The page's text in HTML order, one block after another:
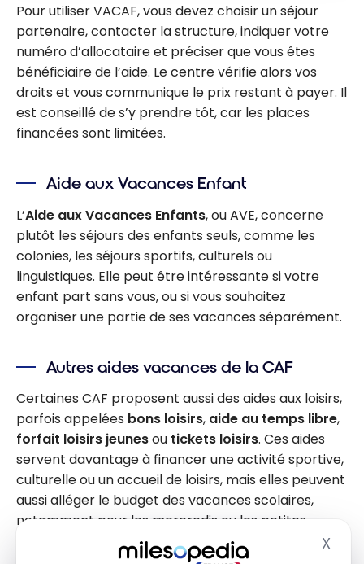
X
Pour utiliser VACAF, vous devez choisir un séjour
partenaire, contacter la structure, indiquer votre
numéro d’allocataire et préciser que vous êtes
bénéficiaire de l’aide. Le centre vérifie alors vos
droits et vous communique le prix restant à payer. Il
est conseillé de s’y prendre tôt, car les places
financées sont limitées.
Aide aux Vacances Enfant
L’Aide aux Vacances Enfants, ou AVE, concerne
plutôt les séjours des enfants seuls, comme les
colonies, les séjours sportifs, culturels ou
linguistiques. Elle peut être intéressante si votre
enfant part sans vous, ou si vous souhaitez
organiser une partie de ses vacances séparément.
Autres aides vacances de la CAF
Certaines CAF proposent aussi des aides aux loisirs,
parfois appelées bons loisirs, aide au temps libre,
forfait loisirs jeunesou tickets loisirs. Ces aides
servent davantage à financer une activité sportive,
culturelle ou un accueil de loisirs, mais elles peuvent
aussi alléger le budget des vacances scolaires,
notamment pour les mercredis ou les petites